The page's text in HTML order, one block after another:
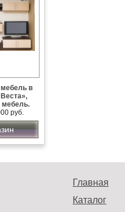
в
мебель.
руб.
Главная
Каталог